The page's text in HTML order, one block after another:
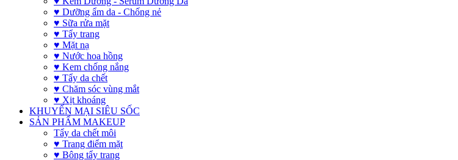
♥ Dưỡng ẩm da - Chống nẻ
♥ Sữa rửa mặt
♥ Tẩy trang
♥ Mặt nạ
♥ Nước hoa hồng
♥ Kem chống nắng
♥ Tẩy da chết
♥ Chăm sóc vùng mắt
♥ Xịt khoáng
KHUYẾN MẠI SIÊU SỐC
SẢN PHẨM MAKEUP
Tẩy da chết môi
♥ Trang điểm mặt
♥ Bông tẩy trang